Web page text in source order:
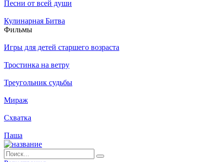
Песни от всей души
Кулинарная Битва
Филь­мы
Игры для детей старшего возраста
Тростинка на ветру
Треугольник судьбы
Мираж
Схватка
Паша